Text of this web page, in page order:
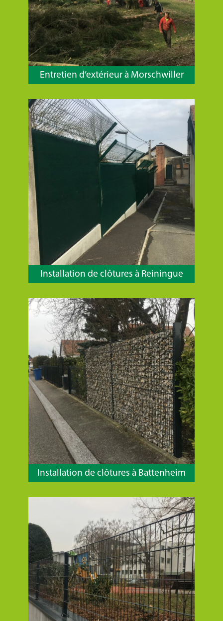
Entretien d’extérieur à Morschwiller
Installation de clôtures à Reiningue
Installation de clôtures à Battenheim